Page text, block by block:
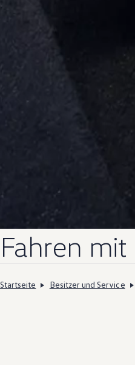
Fahren mit
Startseite Besitzer und Service